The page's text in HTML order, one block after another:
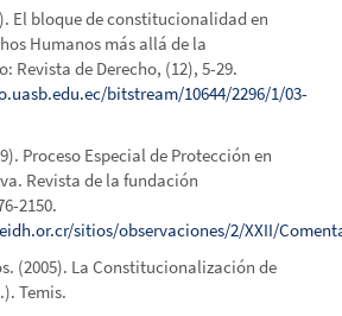
El bloque de constitucionalidad en
Humanos más allá de la
Revista de Derecho, (12), 5-29.
bitstream/10644/2296/1/03-
Proceso Especial de Protección en
Revista de la fundación
2150.
sitios/observaciones/2/XXII/
(2005). La Constitucionalización de
Temis.